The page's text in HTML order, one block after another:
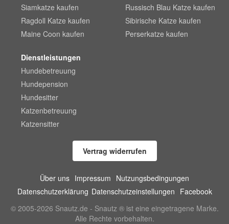
Siamkatze kaufen
Ragdoll Katze kaufen
Maine Coon kaufen
Russisch Blau Katze kaufen
Sibirische Katze kaufen
Perserkatze kaufen
Dienstleistungen
Hundebetreuung
Hundepension
Hundesitter
Katzenbetreuung
Katzensitter
Vertrag widerrufen
Über uns Impressum Nutzungsbedingungen
Datenschutzerklärung Datenschutzeinstellungen Facebook
© 2005-2026 Snautz.de - Snautz ® ist eine eingetragene Marke.
Alle Rechte vorbehalten.